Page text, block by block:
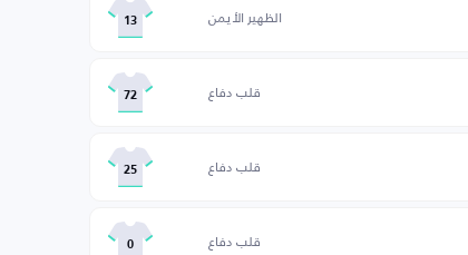
الظهير الأيمن 13
قلب دفاع 72
قلب دفاع 25
قلب دفاع 0